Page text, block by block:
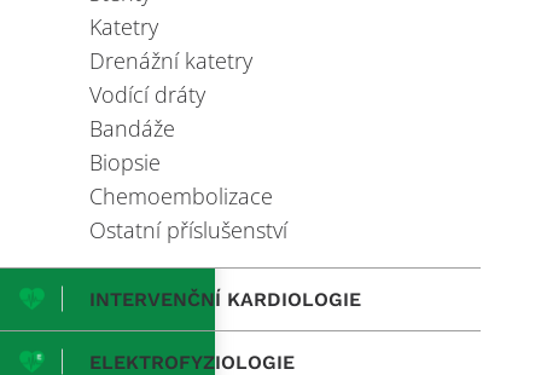
Katetry
Drenážní katetry
Vodící dráty
Bandáže
Biopsie
Chemoembolizace
Ostatní příslušenství
INTERVENČNÍ KARDIOLOGIE
ELEKTROFYZIOLOGIE